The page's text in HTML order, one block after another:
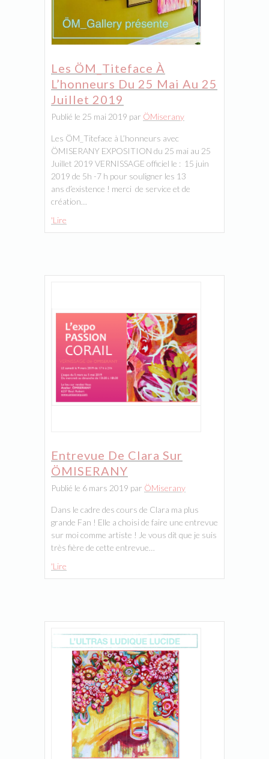
Les ÖM_Titeface À
L’honneurs Du 25 Mai Au 25
Juillet 2019
Publié le 25 mai 2019 par ÖMiserany
Les ÖM_Titeface à L’honneurs avec
ÖMISERANY EXPOSITION du 25 mai au 25
Juillet 2019 VERNISSAGE officiel le : 15 juin
2019 de 5h -7 h pour souligner les 13
ans d’existence ! merci de service et de
création…
'Lire
Entrevue De Clara Sur
ÖMISERANY
Publié le 6 mars 2019 par ÖMiserany
Dans le cadre des cours de Clara ma plus
grande Fan ! Elle a choisi de faire une entrevue
sur moi comme artiste ! Je vous dit que je suis
très fière de cette entrevue…
'Lire